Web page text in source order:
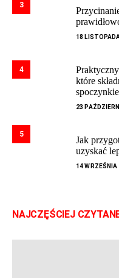
3
18
4
które
23
5
Jak
uzyskać
14
NAJCZĘŚCIEJ